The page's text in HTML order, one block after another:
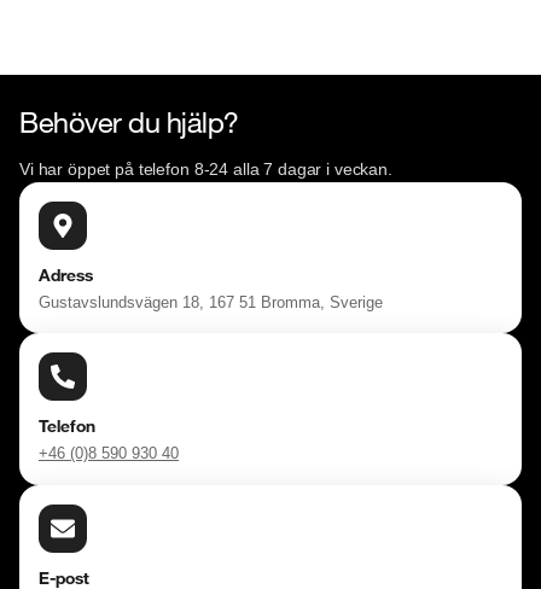
Behöver du hjälp?
Vi har öppet på telefon 8-24 alla 7 dagar i veckan.
Adress
Gustavslundsvägen 18, 167 51 Bromma, Sverige
Telefon
+46 (0)8 590 930 40
E-post